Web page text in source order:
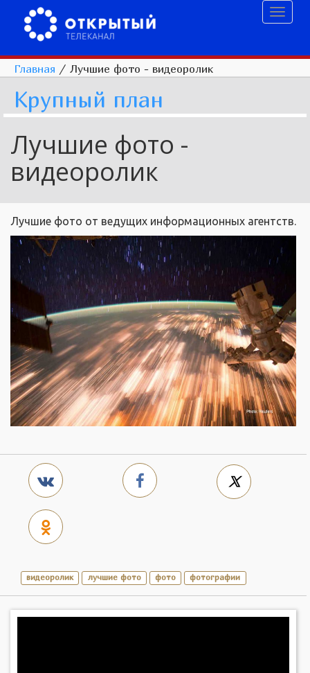
Главная / Лучшие фото - видеоролик
Крупный план
Лучшие фото -
видеоролик
Лучшие фото от ведущих информационных агентств.
видеоролик лучшие фото фото фотографии